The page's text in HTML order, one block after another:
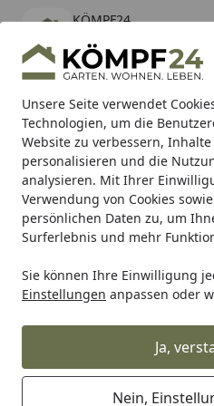
Unsere Seite verwendet
Technologien, um die
Website zu verbessern,
personalisieren und die
analysieren. Mit Ihrer
Verwendung von Cookies
persönlichen Daten zu, um
Surferlebnis und mehr
Sie können Ihre Einwilligung
Einstellungen anpassen oder
Ja,
Nein,
KÖMPF24
kostenlos - Im App Store
Alle Produkte
Mein Konto
Suchen
Karibu Pools inkl. gratis
Starterset
Startseite
DeliBest Hund Snacks
DeliBest Hund
Ihre